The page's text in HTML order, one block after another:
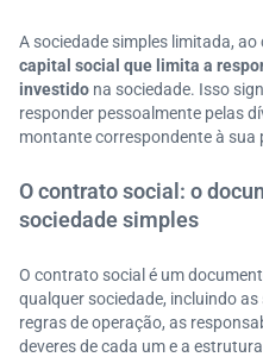
A sociedade simples limitada,
capital social que limita a
investido na sociedade. Isso
responder pessoalmente pelas
montante correspondente à sua
O contrato social: o
sociedade simples
O contrato social é um
qualquer sociedade, incluindo
regras de operação, as
deveres de cada um e a